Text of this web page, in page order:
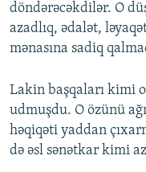
döndərəcəkdilər. O
azadlıq, ədalət,
mənasına sadiq
Lakin başqaları kimi o
udmuşdu. O özünü
həqiqəti yaddan
də əsl sənətkar kimi